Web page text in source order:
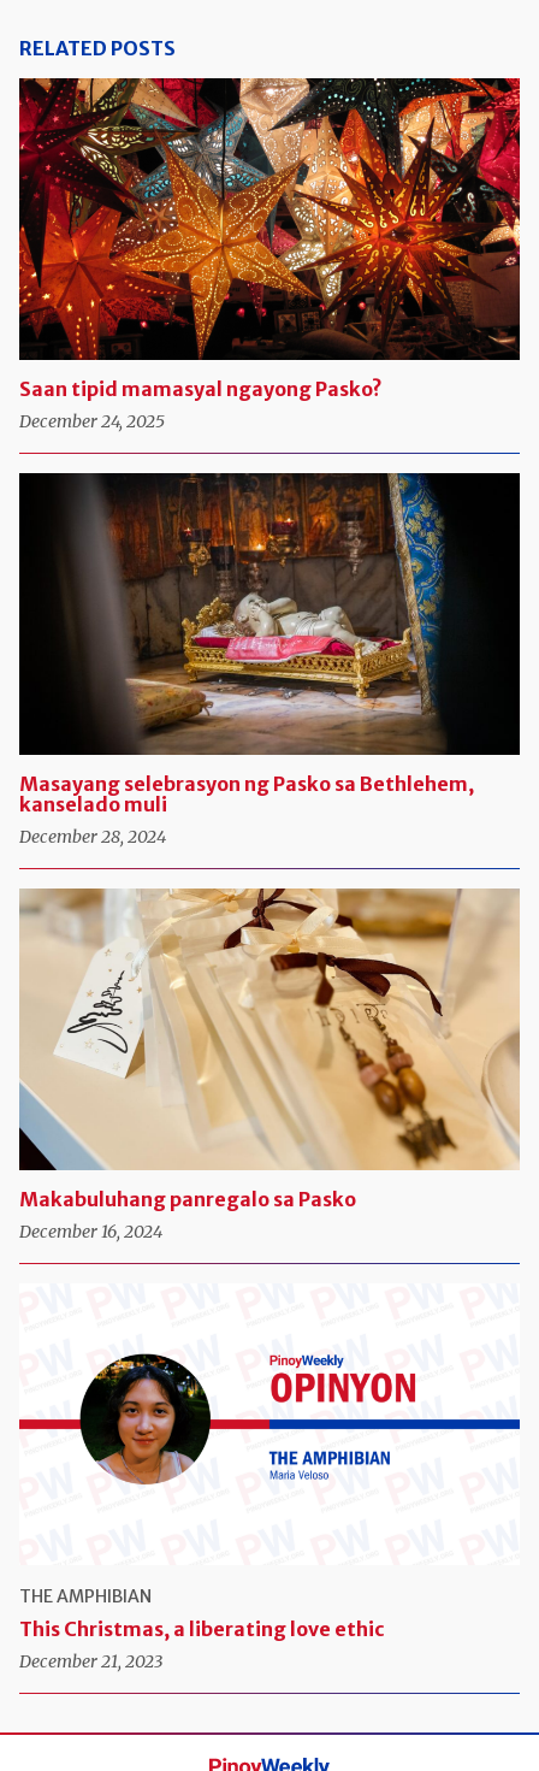
RELATED POSTS
Saan tipid mamasyal ngayong Pasko?
December 24, 2025
Masayang selebrasyon ng Pasko sa Bethlehem,
kanselado muli
December 28, 2024
Makabuluhang panregalo sa Pasko
December 16, 2024
THE AMPHIBIAN
This Christmas, a liberating love ethic
December 21, 2023